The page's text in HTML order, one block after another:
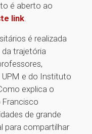
é aberto ao
link.
é realizada
trajetória
e do Instituto
explica o
de grande
para compartilhar